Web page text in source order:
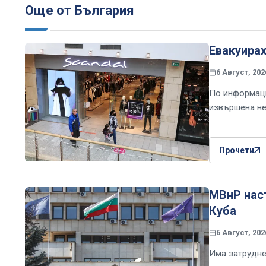
Още от България
6 Август,
По
извършена
Прочети
МВнР
Куба
6 Август,
Има